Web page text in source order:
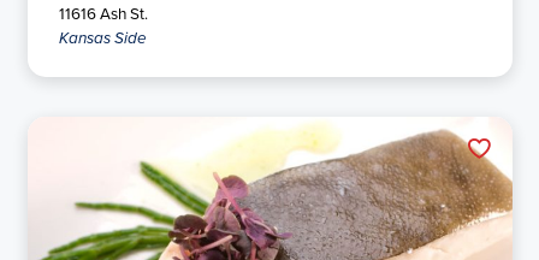
11616 Ash St.
Kansas Side